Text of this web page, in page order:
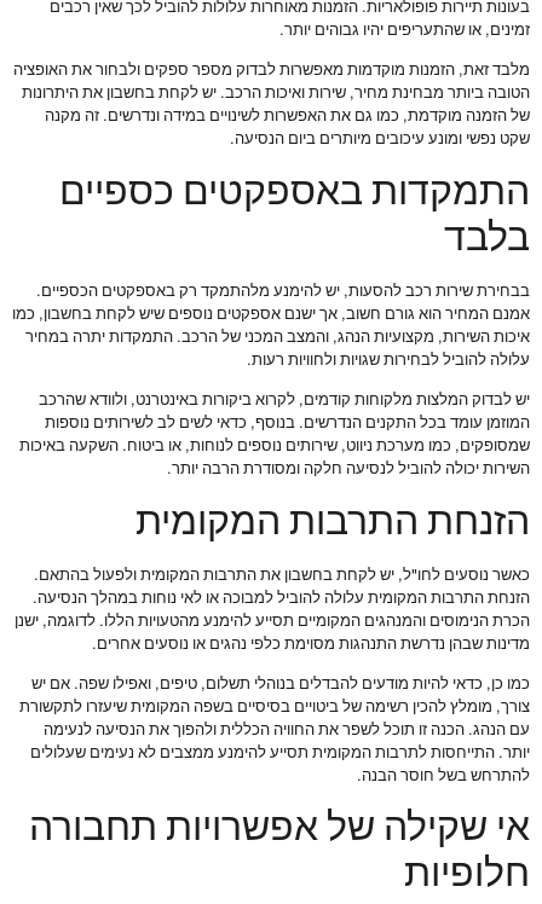
בעונות תיירות פופולאריות. הזמנות מאוחרות עלולות להוביל לכך שאין רכבים
זמינים, או שהתעריפים יהיו גבוהים יותר.
מלבד זאת, הזמנות מוקדמות מאפשרות לבדוק מספר ספקים ולבחור את האופציה
הטובה ביותר מבחינת מחיר, שירות ואיכות הרכב. יש לקחת בחשבון את היתרונות
של הזמנה מוקדמת, כמו גם את האפשרות לשינויים במידה ונדרשים. זה מקנה
שקט נפשי ומונע עיכובים מיותרים ביום הנסיעה.
התמקדות באספקטים כספיים
בלבד
בבחירת שירות רכב להסעות, יש להימנע מלהתמקד רק באספקטים הכספיים.
אמנם המחיר הוא גורם חשוב, אך ישנם אספקטים נוספים שיש לקחת בחשבון, כמו
איכות השירות, מקצועיות הנהג, והמצב המכני של הרכב. התמקדות יתרה במחיר
עלולה להוביל לבחירות שגויות ולחוויות רעות.
יש לבדוק המלצות מלקוחות קודמים, לקרוא ביקורות באינטרנט, ולוודא שהרכב
המוזמן עומד בכל התקנים הנדרשים. בנוסף, כדאי לשים לב לשירותים נוספות
שמסופקים, כמו מערכת ניווט, שירותים נוספים לנוחות, או ביטוח. השקעה באיכות
השירות יכולה להוביל לנסיעה חלקה ומסודרת הרבה יותר.
הזנחת התרבות המקומית
כאשר נוסעים לחו"ל, יש לקחת בחשבון את התרבות המקומית ולפעול בהתאם.
הזנחת התרבות המקומית עלולה להוביל למבוכה או לאי נוחות במהלך הנסיעה.
הכרת הנימוסים והמנהגים המקומיים תסייע להימנע מהטעויות הללו. לדוגמה, ישנן
מדינות שבהן נדרשת התנהגות מסוימת כלפי נהגים או נוסעים אחרים.
כמו כן, כדאי להיות מודעים להבדלים בנוהלי תשלום, טיפים, ואפילו שפה. אם יש
צורך, מומלץ להכין רשימה של ביטויים בסיסיים בשפה המקומית שיעזרו לתקשורת
עם הנהג. הכנה זו תוכל לשפר את החוויה הכללית ולהפוך את הנסיעה לנעימה
יותר. התייחסות לתרבות המקומית תסייע להימנע ממצבים לא נעימים שעלולים
להתרחש בשל חוסר הבנה.
אי שקילה של אפשרויות תחבורה
חלופיות